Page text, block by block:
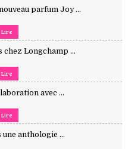
parfum Joy ...
Lire
chez Longchamp ...
Lire
avec ...
Lire
anthologie ...